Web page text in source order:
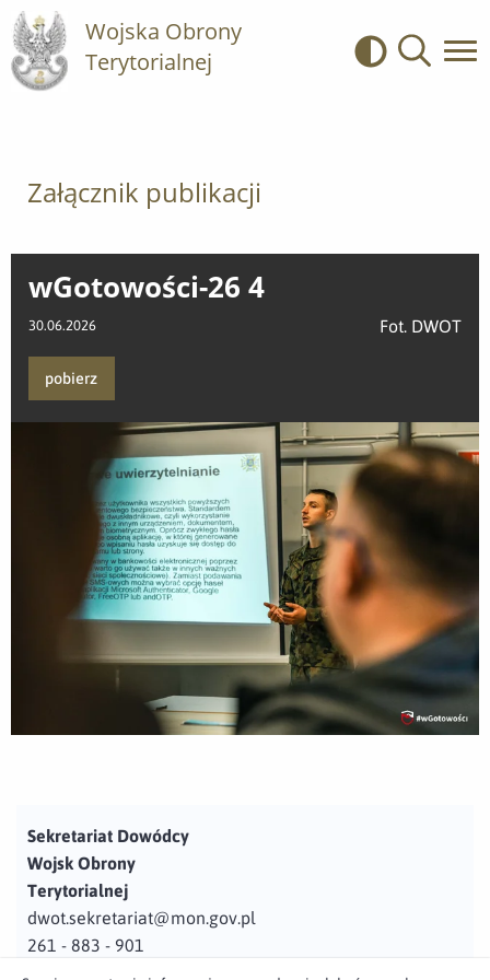
Wojska Obrony
Terytorialnej
Kontrast
Załącznik publikacji
wGotowości-26 4
30.06.2026 Fot. DWOT
pobierz
Sekretariat Dowódcy
Wojsk Obrony
Terytorialnej
dwot.sekretariat@mon.gov.pl
261 - 883 - 901